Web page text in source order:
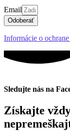
Email
Odoberať
Informácie o
Sledujte nás na
Získajte